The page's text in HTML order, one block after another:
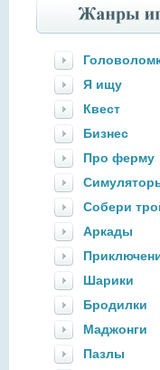
Я ищу
Квест
Бизнес
Про ферму
Собери
Аркады
Шарики
Бродилки
Маджонги
Пазлы